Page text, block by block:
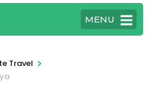
MENU
Travel >